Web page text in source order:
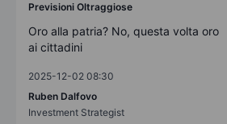
Previsioni Oltraggiose
Oro alla patria? No, questa volta oro
ai cittadini
2025-12-02 08:30
Ruben Dalfovo
Investment Strategist